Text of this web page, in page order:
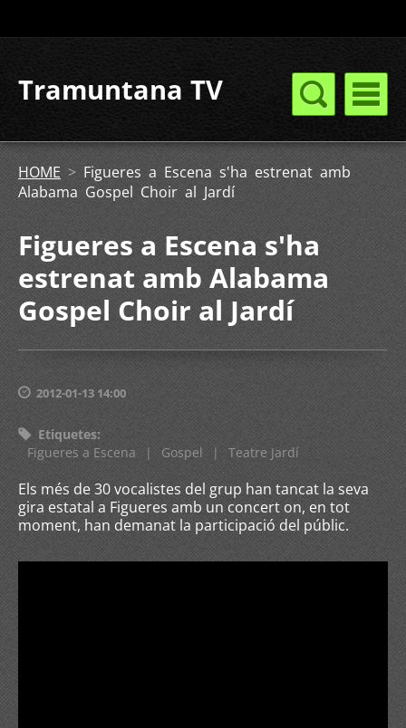
Tramuntana TV
HOME > Figueres a Escena s'ha estrenat amb
Alabama Gospel Choir al Jardí
Figueres a Escena s'ha
estrenat amb Alabama
Gospel Choir al Jardí
2012-01-13 14:00
Etiquetes:
Figueres a Escena
| Gospel | Teatre Jardí
Els més de 30 vocalistes del grup han tancat la seva
gira estatal a Figueres amb un concert on, en tot
moment, han demanat la participació del públic.